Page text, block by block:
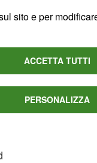
Alda,
sito e per
ACCETTA TUTTI
PERSONALIZZA